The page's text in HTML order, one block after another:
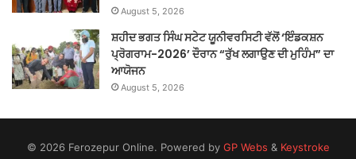
August 5, 2026
ਸ਼ਹੀਦ ਭਗਤ ਸਿੰਘ ਸਟੇਟ ਯੂਨੀਵਰਸਿਟੀ ਵੱਲੋਂ ‘ਇੰਡਕਸ਼ਨ
ਪ੍ਰੋਗਰਾਮ-2026’ ਦੌਰਾਨ “ਰੁੱਖ ਲਗਾਉਣ ਦੀ ਮੁਹਿੰਮ” ਦਾ
ਆਯੋਜਨ
August 5, 2026
© 2026 Ferozepur Online. Powered by GP Webs & Keystroke